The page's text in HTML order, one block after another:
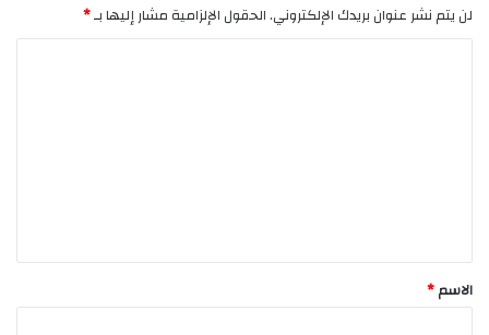
لن يتم نشر عنوان بريدك الإلكتروني.الحقول الإلزامية مشار إليها بـ*
*
الاسم*